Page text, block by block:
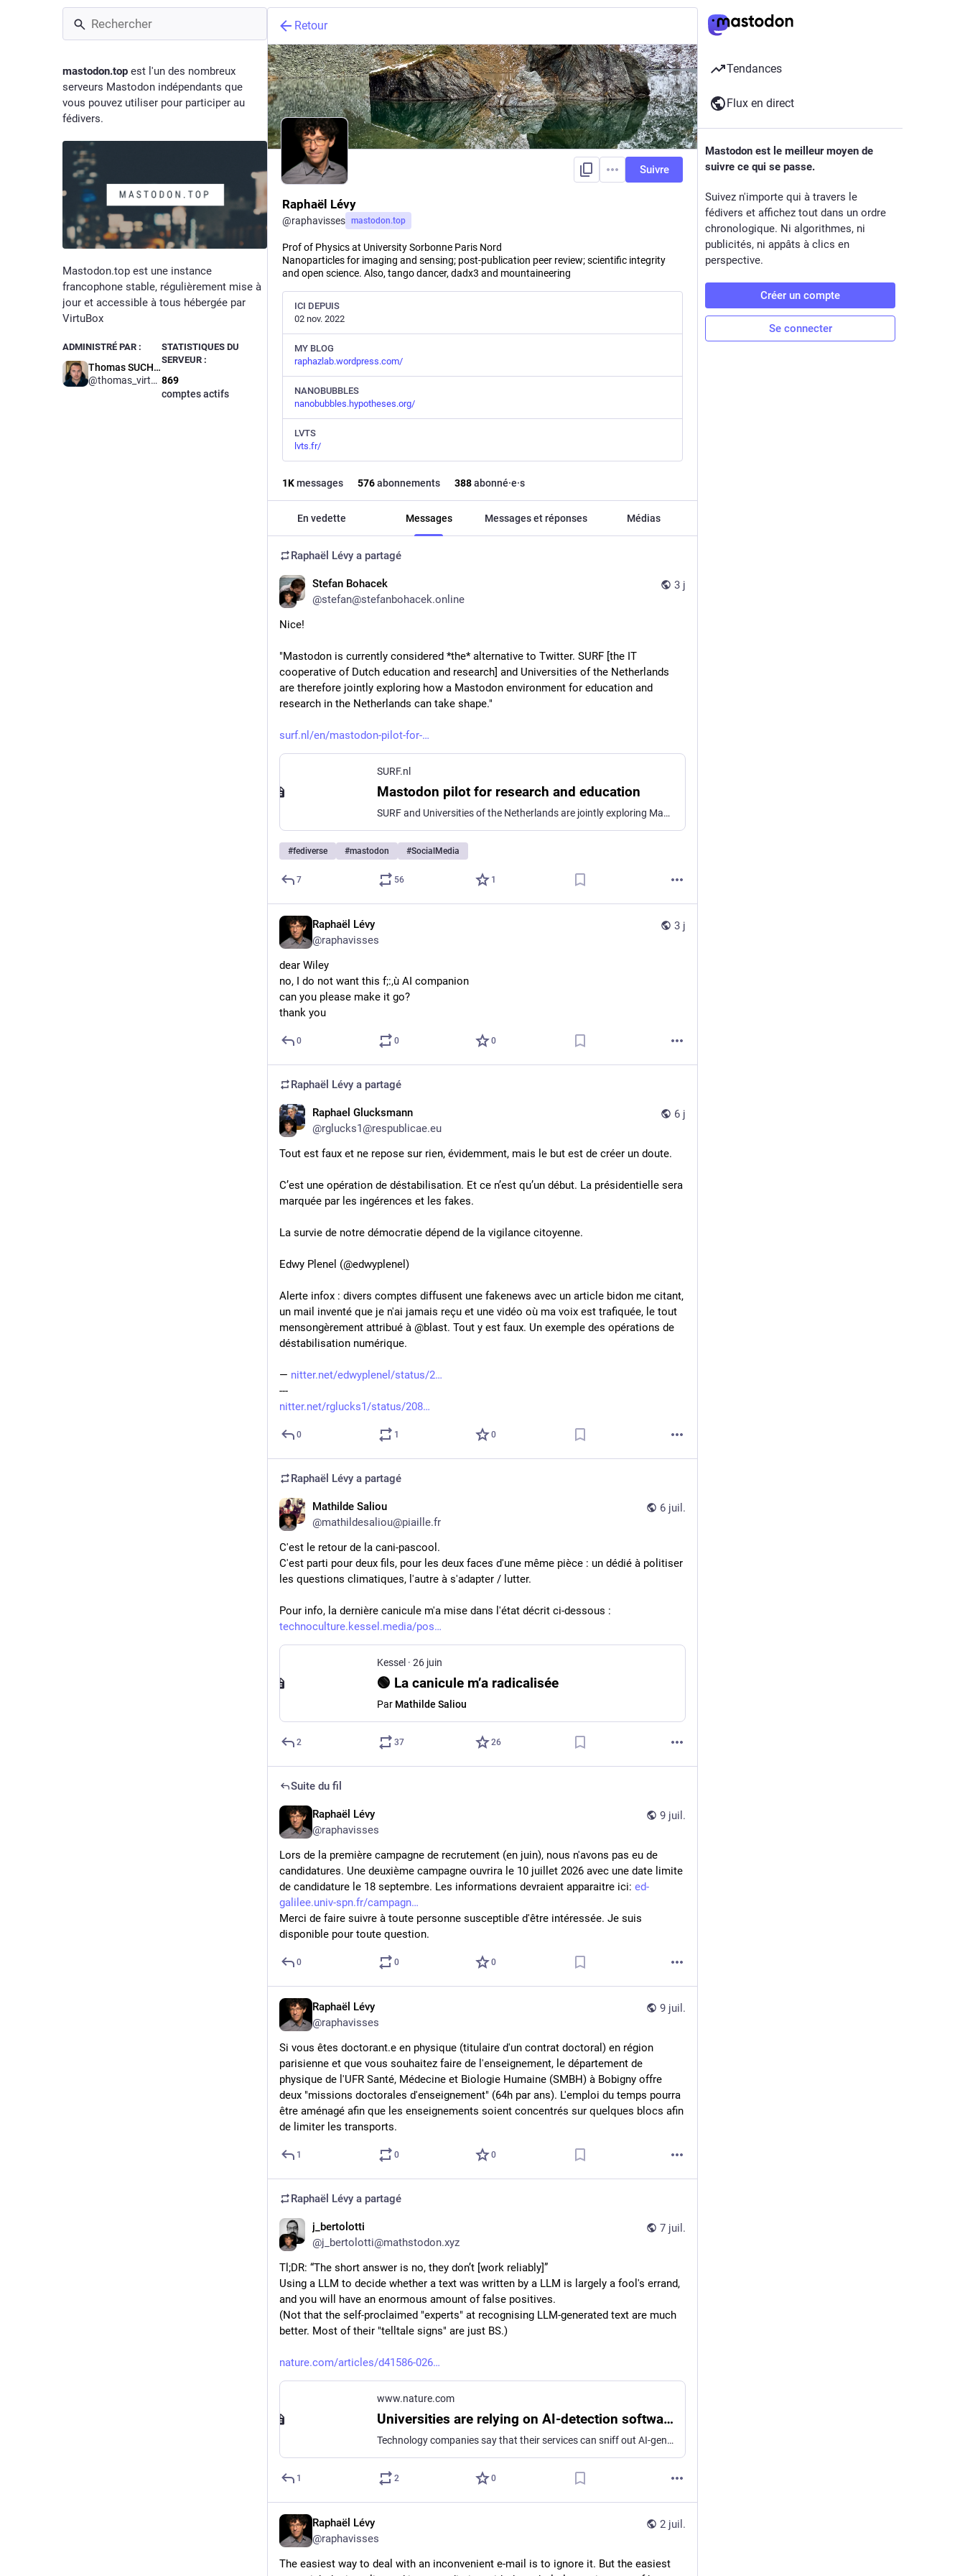
mastodon.top est l'un des nombreux
serveurs Mastodon indépendants que
vous pouvez utiliser pour participer au
fédivers.
Mastodon.top est une instance
francophone stable, régulièrement mise à
jour et accessible à tous hébergée par
VirtuBox
ADMINISTRÉ PAR :
Thomas SUCHON
@thomas_virtubox
STATISTIQUES DU
SERVEUR :
869
comptes actifs
Retour
Suivre
Raphaël Lévy
@raphavisses mastodon.top
Prof of Physics at University Sorbonne Paris Nord
Nanoparticles for imaging and sensing; post-publication peer review; scientific integrity
and open science. Also, tango dancer, dadx3 and mountaineering
ICI DEPUIS
02 nov. 2022
MY BLOG
raphazlab.wordpress.com/
NANOBUBBLES
nanobubbles.hypotheses.org/
LVTS
lvts.fr/
1Kmessages 576abonnements 388abonné·e·s
En vedette Messages Messages et réponses Médias
Raphaël Lévy a partagé
3 j
Stefan Bohacek
@stefan@stefanbohacek.online
Nice!
"Mastodon is currently considered *the* alternative to Twitter. SURF [the IT
cooperative of Dutch education and research] and Universities of the Netherlands
are therefore jointly exploring how a Mastodon environment for education and
research in the Netherlands can take shape."
surf.nl/en/mastodon-pilot-for-
SURF.nl
Mastodon pilot for research and education
SURF and Universities of the Netherlands are jointly exploring Mastodon as an open source platform for education and research in the Netherlands.
#fediverse #mastodon #SocialMedia
7 56 1
3 j
Raphaël Lévy
@raphavisses
dear Wiley
no, I do not want this f;:,ù AI companion
can you please make it go?
thank you
0 0 0
Raphaël Lévy a partagé
6 j
Raphael Glucksmann
@rglucks1@respublicae.eu
Tout est faux et ne repose sur rien, évidemment, mais le but est de créer un doute.
C’est une opération de déstabilisation. Et ce n’est qu’un début. La présidentielle sera
marquée par les ingérences et les fakes.
La survie de notre démocratie dépend de la vigilance citoyenne.
Edwy Plenel (@edwyplenel)
Alerte infox : divers comptes diffusent une fakenews avec un article bidon me citant,
un mail inventé que je n'ai jamais reçu et une vidéo où ma voix est trafiquée, le tout
mensongèrement attribué à @blast. Tout y est faux. Un exemple des opérations de
déstabilisation numérique.
— nitter.net/edwyplenel/status/2
---
nitter.net/rglucks1/status/208
0 1 0
Raphaël Lévy a partagé
6 juil.
Mathilde Saliou
@mathildesaliou@piaille.fr
C'est le retour de la cani-pascool.
C'est parti pour deux fils, pour les deux faces d'une même pièce : un dédié à politiser
les questions climatiques, l'autre à s'adapter / lutter.
Pour info, la dernière canicule m'a mise dans l'état décrit ci-dessous :
technoculture.kessel.media/pos
Kessel · 26 juin
🟢 La canicule m’a radicalisée
Par Mathilde Saliou
2 37 26
Suite du fil
9 juil.
Raphaël Lévy
@raphavisses
Lors de la première campagne de recrutement (en juin), nous n'avons pas eu de
candidatures. Une deuxième campagne ouvrira le 10 juillet 2026 avec une date limite
de candidature le 18 septembre. Les informations devraient apparaitre ici: ed-
galilee.univ-spn.fr/campagn
Merci de faire suivre à toute personne susceptible d'être intéressée. Je suis
disponible pour toute question.
0 0 0
9 juil.
Raphaël Lévy
@raphavisses
Si vous êtes doctorant.e en physique (titulaire d'un contrat doctoral) en région
parisienne et que vous souhaitez faire de l'enseignement, le département de
physique de l'UFR Santé, Médecine et Biologie Humaine (SMBH) à Bobigny offre
deux "missions doctorales d'enseignement" (64h par ans). L'emploi du temps pourra
être aménagé afin que les enseignements soient concentrés sur quelques blocs afin
de limiter les transports.
1 0 0
Raphaël Lévy a partagé
7 juil.
j_bertolotti
@j_bertolotti@mathstodon.xyz
Tl;DR: “The short answer is no, they don’t [work reliably]”
Using a LLM to decide whether a text was written by a LLM is largely a fool's errand,
and you will have an enormous amount of false positives.
(Not that the self-proclaimed "experts" at recognising LLM-generated text are much
better. Most of their "telltale signs" are just BS.)
nature.com/articles/d41586-026
www.nature.com
Universities are relying on AI-detection software to catch cheating. How well do the programs work?
Technology companies say that their services can sniff out AI-generated writing, but their tools vary in technique and quality.
1 2 0
2 juil.
Raphaël Lévy
@raphavisses
The easiest way to deal with an inconvenient e-mail is to ignore it. But the easiest
Tendances
Flux en direct
Mastodon est le meilleur moyen de
suivre ce qui se passe.
Suivez n'importe qui à travers le
fédivers et affichez tout dans un ordre
chronologique. Ni algorithmes, ni
publicités, ni appâts à clics en
perspective.
Créer un compte
Se connecter